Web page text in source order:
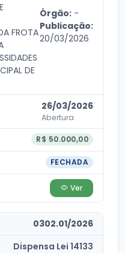
FROTA
DE
Órgão: -
Publicação:
20/03/2026
26/03/2026
Abertura
R$ 50.000,00
FECHADA
Ver
0302.01/2026
Dispensa Lei 14133